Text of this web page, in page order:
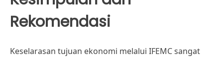
Rekomendasi
Keselarasan tujuan ekonomi melalui IFEMC sangat